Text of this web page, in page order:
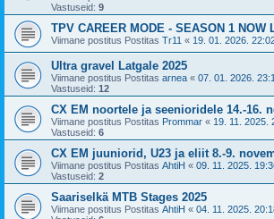
Vastuseid: 9
TPV CAREER MODE - SEASON 1 NOW
Viimane postitus Postitas Tr11 « 19. 01. 2026.
Ultra gravel Latgale 2025
Viimane postitus Postitas arnea « 07. 01. 2026.
Vastuseid: 12
CX EM noortele ja seenioridele 14.-16.
Viimane postitus Postitas Prommar « 19. 11. 2025.
Vastuseid: 6
CX EM juuniorid, U23 ja eliit 8.-9.
Viimane postitus Postitas AhtiH « 09. 11. 2025.
Vastuseid: 2
Saariselkä MTB Stages 2025
Viimane postitus Postitas AhtiH « 04. 11. 2025.